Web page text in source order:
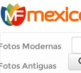
Modernas
Antiguas